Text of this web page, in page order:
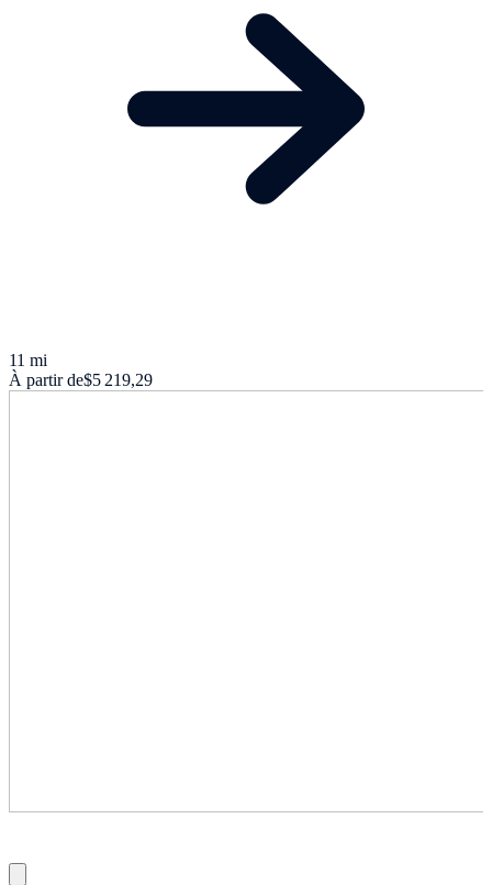
11 mi
À partir de$5 219,29